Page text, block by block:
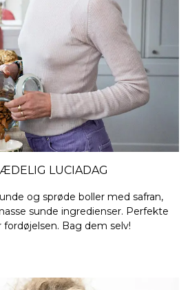
LUCIADAG
og sprøde boller med safran,
sunde ingredienser. Perfekte
Bag dem selv!